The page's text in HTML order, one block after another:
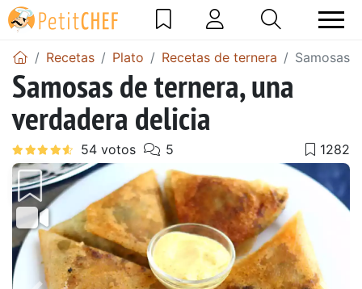
Recetas Plato Recetas de ternera Samosas
Samosas de ternera, una
verdadera delicia